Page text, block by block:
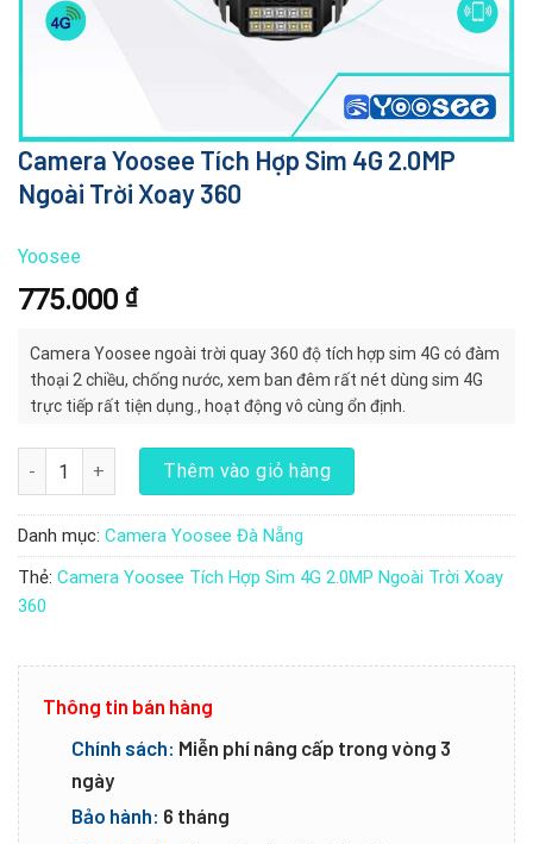
Camera Yoosee Tích Hợp Sim 4G 2.0MP
Ngoài Trời Xoay 360
Yoosee
775.000 ₫
Camera Yoosee ngoài trời quay 360 độ tích hợp sim 4G có đàm
thoại 2 chiều, chống nước, xem ban đêm rất nét dùng sim 4G
trực tiếp rất tiện dụng., hoạt động vô cùng ổn định.
Camera Yoosee Tích Hợp Sim 4G 2.0MP Ngoài Trời Xoay 360 số
Thêm vào giỏ hàng
Danh mục: Camera Yoosee Đà Nẵng
Thẻ: Camera Yoosee Tích Hợp Sim 4G 2.0MP Ngoài Trời Xoay
360
Thông tin bán hàng
Chính sách: Miễn phí nâng cấp trong vòng 3
ngày
Bảo hành: 6 tháng